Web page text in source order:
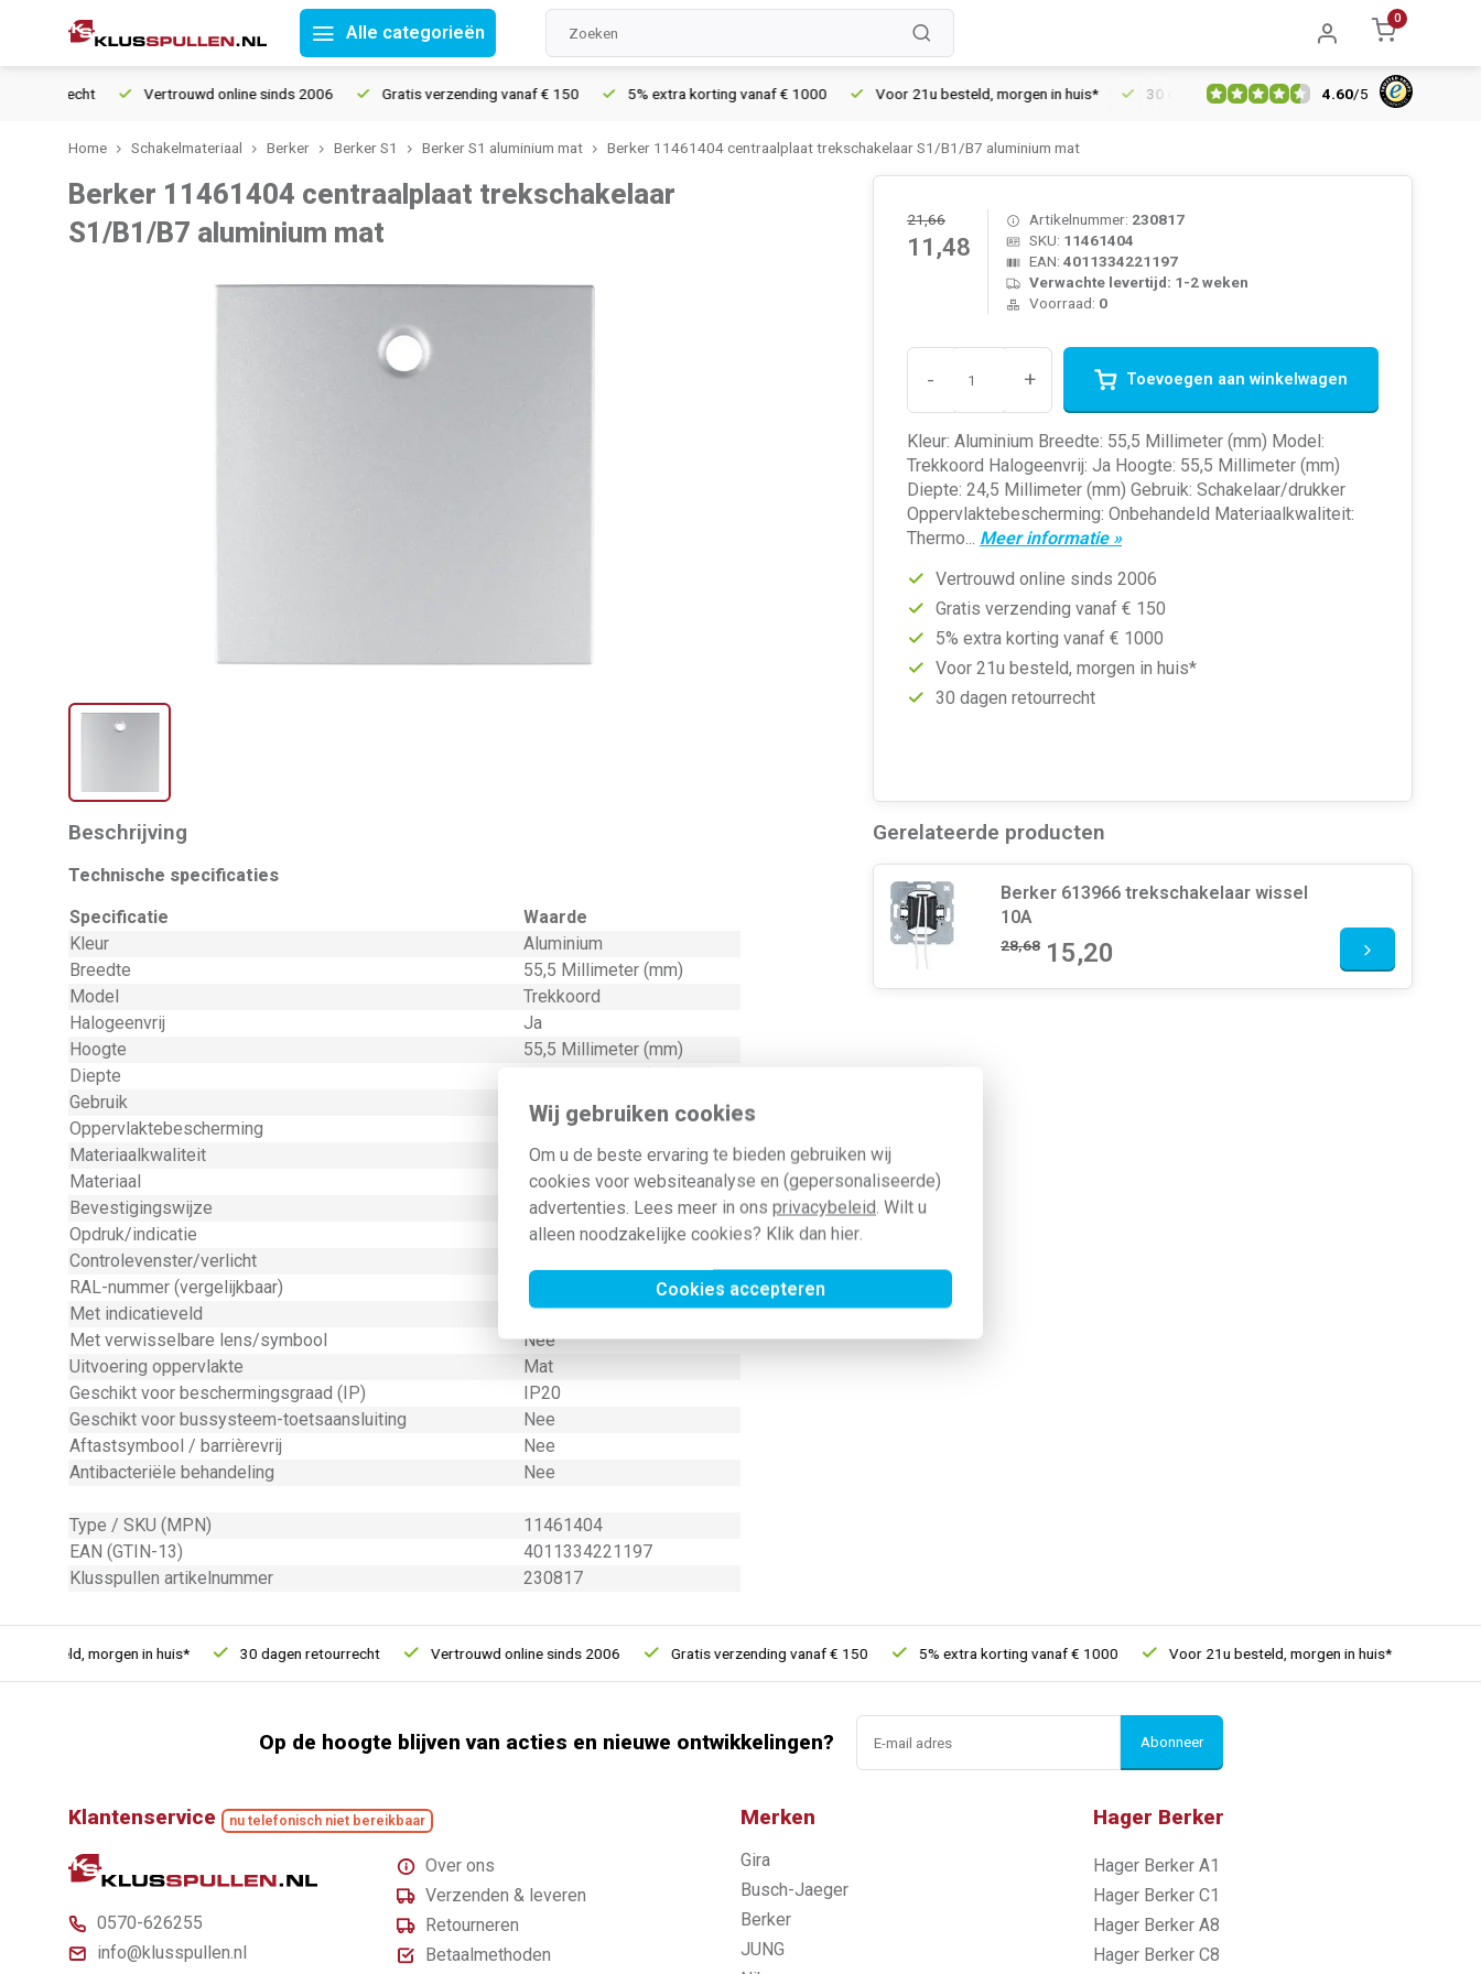
Wij gebruiken cookies
Om u de beste ervaring te bieden gebruiken wij
cookies voor websiteanalyse en (gepersonaliseerde)
advertenties. Lees meer in ons privacybeleid. Wilt u
alleen noodzakelijke cookies? Klik dan hier.
Cookies accepteren
Alle categorieën
0
Vertrouwd online sinds 2006 Gratis verzending vanaf € 150 5% extra korting vanaf € 1000 Voor 21u besteld, morgen in huis* 30 dagen retourrecht Vertrouwd online sinds
4.60/5
Home Schakelmateriaal Berker Berker S1 Berker S1 aluminium mat Berker 11461404 centraalplaat trekschakelaar S1/B1/B7 aluminium mat
Berker 11461404 centraalplaat trekschakelaar
S1/B1/B7 aluminium mat
21,66
11,48
Artikelnummer: 230817
SKU: 11461404
EAN: 4011334221197
Verwachte levertijd: 1-2 weken
Voorraad: 0
- + Toevoegen aan winkelwagen
Kleur: Aluminium Breedte: 55,5 Millimeter (mm) Model:
Trekkoord Halogeenvrij: Ja Hoogte: 55,5 Millimeter (mm)
Diepte: 24,5 Millimeter (mm) Gebruik: Schakelaar/drukker
Oppervlaktebescherming: Onbehandeld Materiaalkwaliteit:
Thermo... Meer informatie »
Vertrouwd online sinds 2006
Gratis verzending vanaf € 150
5% extra korting vanaf € 1000
Voor 21u besteld, morgen in huis*
30 dagen retourrecht
Beschrijving
Technische specificaties
Specificatie
Waarde
Kleur
Aluminium
Breedte
55,5 Millimeter (mm)
Model
Trekkoord
Halogeenvrij
Ja
Hoogte
55,5 Millimeter (mm)
Diepte
Gebruik
Schakelaar/drukker
Oppervlaktebescherming
Onbehandeld
Materiaalkwaliteit
Thermoplast
Materiaal
Kunststof
Bevestigingswijze
Klembevestiging
Opdruk/indicatie
Geen
Controlevenster/verlicht
RAL-nummer (vergelijkbaar)
Met indicatieveld
Nee
Met verwisselbare lens/symbool
Nee
Uitvoering oppervlakte
Mat
Geschikt voor beschermingsgraad (IP)
IP20
Geschikt voor bussysteem-toetsaansluiting
Nee
Aftastsymbool / barrièrevrij
Nee
Antibacteriële behandeling
Nee
Type / SKU (MPN)
11461404
EAN (GTIN-13)
4011334221197
Klusspullen artikelnummer
230817
Gerelateerde producten
Berker 613966 trekschakelaar wissel
10A
28,68 15,20
morgen in huis* 30 dagen retourrecht Vertrouwd online sinds 2006 Gratis verzending vanaf € 150 5% extra korting vanaf € 1000 Voor 21u besteld, morgen in huis*
Op de hoogte blijven van acties en nieuwe ontwikkelingen? Abonneer
Klantenservice nu telefonisch niet bereikbaar
0570-626255
info@klusspullen.nl
Over ons
Verzenden & leveren
Retourneren
Betaalmethoden
Merken
Gira
Busch-Jaeger
Berker
JUNG
Hager Berker
Hager Berker A1
Hager Berker C1
Hager Berker A8
Hager Berker C8